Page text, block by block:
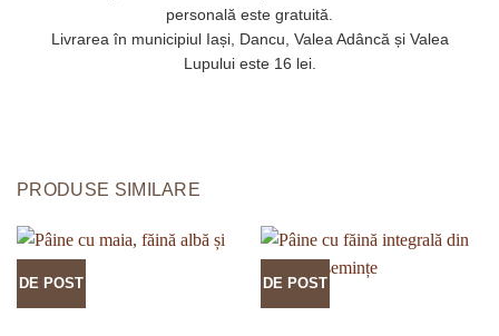
personală este gratuită.
Livrarea în municipiul Iași, Dancu, Valea Adâncă și Valea
Lupului este 16 lei.
PRODUSE SIMILARE
DE POST DE POST